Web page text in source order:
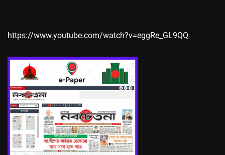
https://www.youtube.com/watch?v=eggRe_GL9QQ